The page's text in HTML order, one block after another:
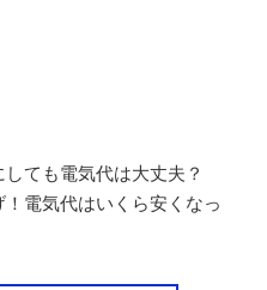
ても電気代は大丈夫？
電気代はいくら安くなっ